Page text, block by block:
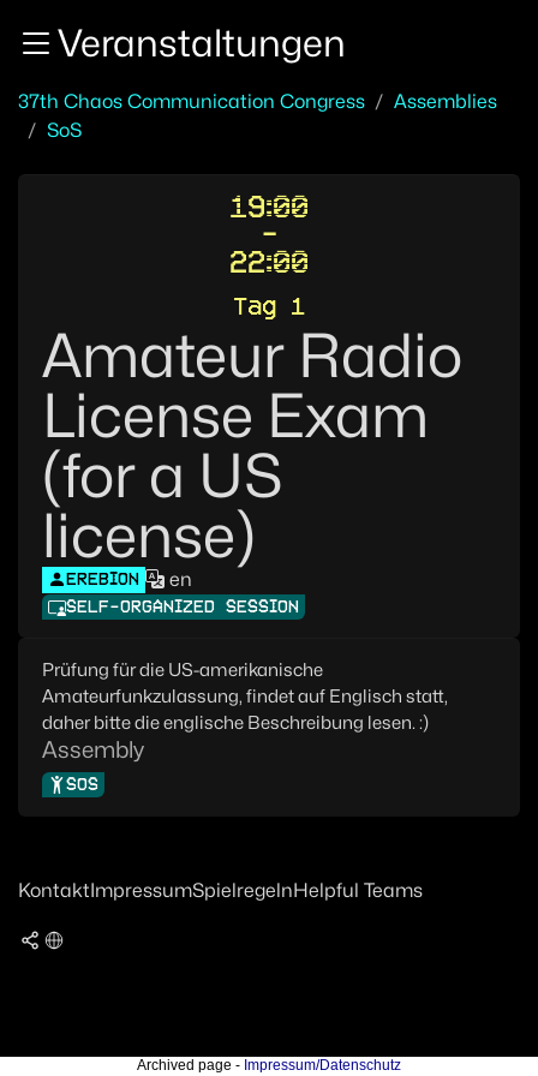
Zum InhaltVeranstaltungen
37th Chaos Communication Congress
Assemblies
SoS
19:00
-
22:00
Tag 1
Amateur Radio
License Exam
(for a US
license)
EREBION en
SELF-ORGANIZED SESSION
Prüfung für die US-amerikanische
Amateurfunkzulassung, findet auf Englisch statt,
daher bitte die englische Beschreibung lesen. :)
Assembly
SOS
KontaktImpressumSpielregelnHelpful Teams
Archived page - Impressum/Datenschutz